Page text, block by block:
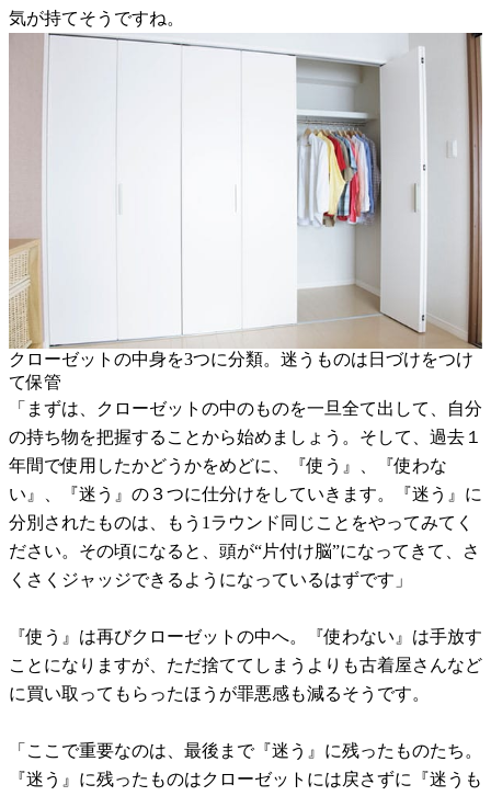
気が持てそうですね。
クローゼットの中身を3つに分類。迷うものは日づけをつけ
て保管
「まずは、クローゼットの中のものを一旦全て出して、自分
の持ち物を把握することから始めましょう。そして、過去１
年間で使用したかどうかをめどに、『使う』、『使わな
い』、『迷う』の３つに仕分けをしていきます。『迷う』に
分別されたものは、もう1ラウンド同じことをやってみてく
ださい。その頃になると、頭が“片付け脳”になってきて、さ
くさくジャッジできるようになっているはずです」
『使う』は再びクローゼットの中へ。『使わない』は手放す
ことになりますが、ただ捨ててしまうよりも古着屋さんなど
に買い取ってもらったほうが罪悪感も減るそうです。
「ここで重要なのは、最後まで『迷う』に残ったものたち。
『迷う』に残ったものはクローゼットには戻さずに『迷うも